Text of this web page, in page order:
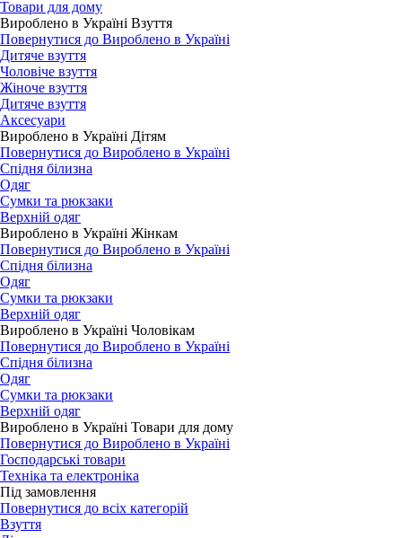
Товари для дому
Вироблено в Україні Взуття
Повернутися до Вироблено в Україні
Дитяче взуття
Чоловіче взуття
Жіноче взуття
Дитяче взуття
Аксесуари
Вироблено в Україні Дітям
Повернутися до Вироблено в Україні
Спідня білизна
Одяг
Сумки та рюкзаки
Верхній одяг
Вироблено в Україні Жінкам
Повернутися до Вироблено в Україні
Спідня білизна
Одяг
Сумки та рюкзаки
Верхній одяг
Вироблено в Україні Чоловікам
Повернутися до Вироблено в Україні
Спідня білизна
Одяг
Сумки та рюкзаки
Верхній одяг
Вироблено в Україні Товари для дому
Повернутися до Вироблено в Україні
Господарські товари
Техніка та електроніка
Під замовлення
Повернутися до всіх категорій
Взуття